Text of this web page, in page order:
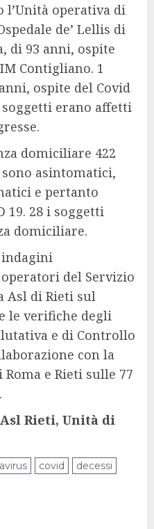
l’Unità operativa di
de’ Lellis di
di 93 anni, ospite
Contigliano. 1
ospite del Covid
erano affetti
domiciliare 422
asintomatici,
e pertanto
19. 28 i soggetti
domiciliare.
del Servizio
Asl di Rieti sul
le verifiche degli
e di Controllo
con la
Roma e Rieti sulle 77
Rieti, Unità di
covid
decessi